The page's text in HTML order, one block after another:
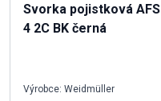
Svorka pojistková AFS
4 2C BK černá
Výrobce: Weidmüller